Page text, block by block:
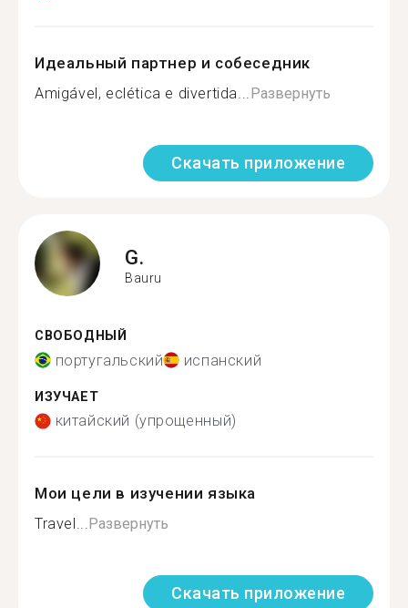
Идеальный партнер и собеседник
Amigável, eclética e divertida...Развернуть
Скачать приложение
G.
Bauru
СВОБОДНЫЙ
португальский испанский
ИЗУЧАЕТ
китайский (упрощенный)
Мои цели в изучении языка
Travel...Развернуть
Скачать приложение